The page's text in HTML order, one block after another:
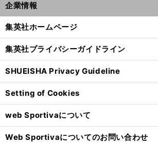
企業情報
集英社ホームページ
集英社プライバシーガイドライン
SHUEISHA Privacy Guideline
Setting of Cookies
web Sportivaについて
Web Sportivaについてのお問い合わせ